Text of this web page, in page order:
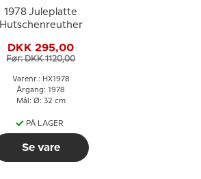
1978 Juleplatte
Hutschenreuther
DKK 295,00
Før: DKK 1120,00
Varenr.: HX1978
Årgang: 1978
Mål: Ø: 32 cm
PÅ LAGER
Se vare